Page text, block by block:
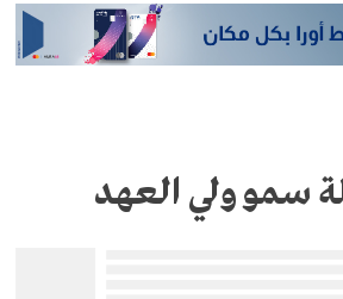
سمو ولي العهد